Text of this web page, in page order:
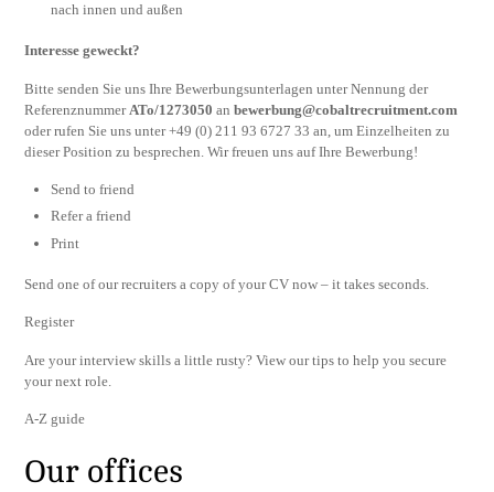
nach innen und außen
Interesse geweckt?
Bitte senden Sie uns Ihre Bewerbungsunterlagen unter Nennung der
ReferenznummerATo/1273050 anbewerbung@cobaltrecruitment.com
oder rufen Sie uns unter +49 (0) 211 93 6727 33 an, um Einzelheiten zu
dieser Position zu besprechen. Wir freuen uns auf Ihre Bewerbung!
Send to friend
Refer a friend
Print
Send one of our recruiters a copy of your CV now – it takes seconds.
Register
Are your interview skills a little rusty? View our tips to help you secure
your next role.
A-Z guide
Our offices